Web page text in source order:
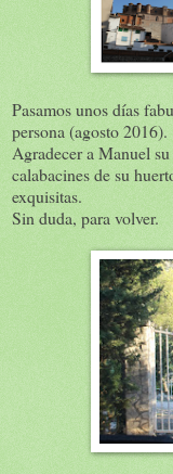
Pasamos unos días
persona (agosto 2016).
Agradecer a Manuel
calabacines de su
exquisitas.
Sin duda, para volver.